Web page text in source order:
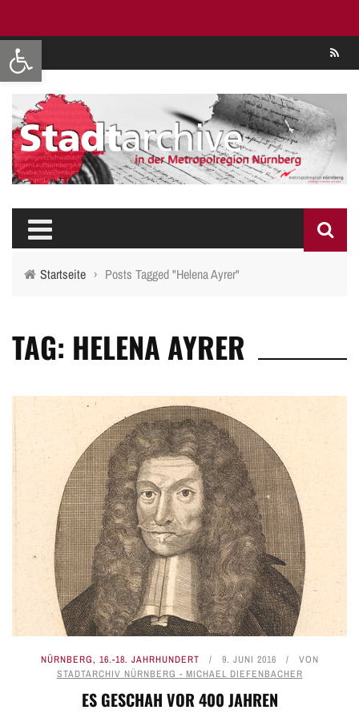
Werkzeugleiste öffnen
Startseite › Posts Tagged "Helena Ayrer"
TAG: HELENA AYRER
NÜRNBERG, 16.-18. JAHRHUNDERT 9. JUNI 2016
VON
STADTARCHIV NÜRNBERG - MICHAEL DIEFENBACHER
ES GESCHAH VOR 400 JAHREN